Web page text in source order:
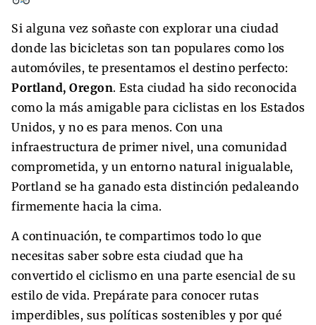
Si alguna vez soñaste con explorar una ciudad
donde las bicicletas son tan populares como los
automóviles, te presentamos el destino perfecto:
Portland, Oregon. Esta ciudad ha sido reconocida
como la más amigable para ciclistas en los Estados
Unidos, y no es para menos. Con una
infraestructura de primer nivel, una comunidad
comprometida, y un entorno natural inigualable,
Portland se ha ganado esta distinción pedaleando
firmemente hacia la cima.
A continuación, te compartimos todo lo que
necesitas saber sobre esta ciudad que ha
convertido el ciclismo en una parte esencial de su
estilo de vida. Prepárate para conocer rutas
imperdibles, sus políticas sostenibles y por qué